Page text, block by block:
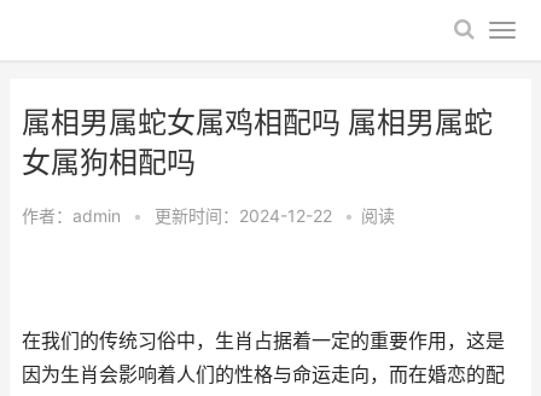
属相男属蛇女属鸡相配吗 属相男属蛇
女属狗相配吗
作者： admin • 更新时间：2024-12-22 • 阅读
在我们的传统习俗中，生肖占据着一定的重要作用，这是
因为生肖会影响着人们的性格与命运走向，而在婚恋的配